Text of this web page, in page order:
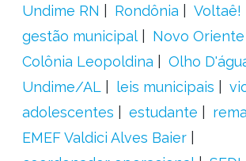
Undime RN
Rondônia Voltaê!
gestão municipal
Novo Oriente
Colônia Leopoldina
Olho
Undime/AL
leis municipais
adolescentes
estudante
EMEF Valdici Alves Baier